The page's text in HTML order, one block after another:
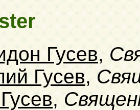
Гусев,
Гусев,
,